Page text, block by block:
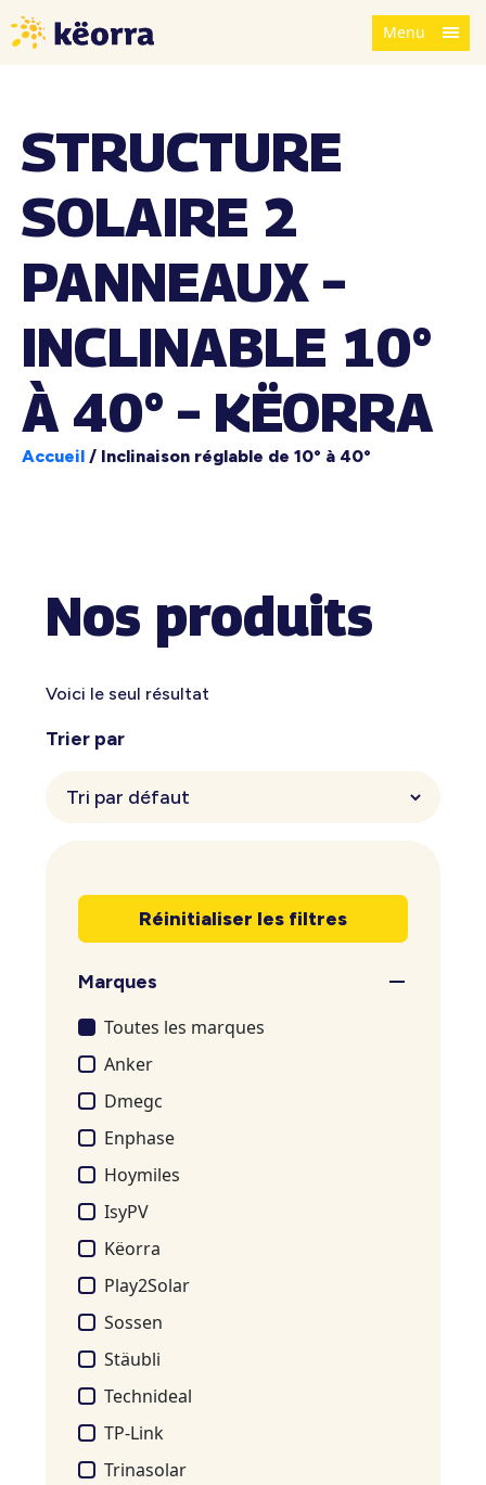
Menu
STRUCTURE
SOLAIRE 2
PANNEAUX –
INCLINABLE 10°
À 40° – KËORRA
Accueil / Inclinaison réglable de 10° à 40°
Nos produits
Voici le seul résultat
Trier par
Réinitialiser les filtres
Marques
Toutes les marques
Anker
Dmegc
Enphase
Hoymiles
IsyPV
Këorra
Play2Solar
Sossen
Stäubli
Technideal
TP-Link
Trinasolar